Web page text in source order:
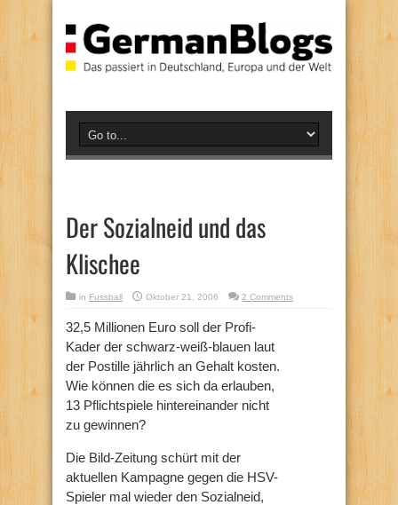
Der Sozialneid und das
Klischee
in Fussball Oktober 21, 2006 2 Comments
32,5 Millionen Euro soll der Profi-
Kader der schwarz-weiß-blauen laut
der Postille jährlich an Gehalt kosten.
Wie können die es sich da erlauben,
13 Pflichtspiele hintereinander nicht
zu gewinnen?
Die Bild-Zeitung schürt mit der
aktuellen Kampagne gegen die HSV-
Spieler mal wieder den Sozialneid,